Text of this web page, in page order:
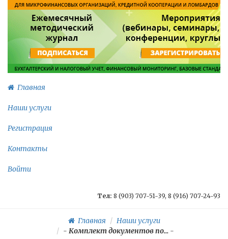
Главная
Наши услуги
Регистрация
Контакты
Войти
Тел: 8 (903) 707-51-39, 8 (916) 707-24-93
Главная
Наши услуги
- Комплект документов по... -